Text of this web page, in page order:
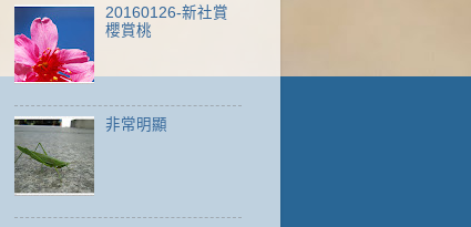
20160126-新社賞
櫻賞桃
非常明顯